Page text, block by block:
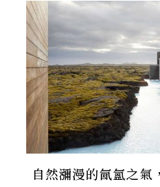
自然瀰漫的氤氳之氣